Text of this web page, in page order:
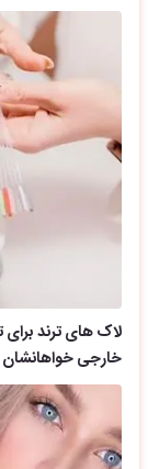
لاک های ترند برای
خارجی